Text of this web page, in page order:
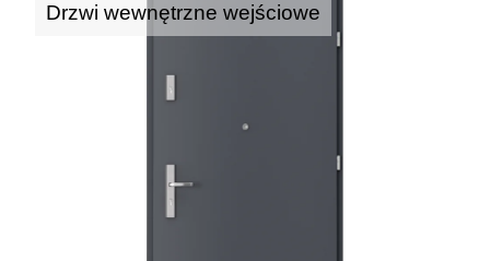
Drzwi wewnętrzne wejściowe